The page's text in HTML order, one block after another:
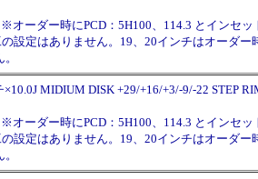
ーダー時にPCD：5H100、114.3 とインセッ
設定はありません。19、20インチはオーダー
×10.0J MIDIUM DISK +29/+16/+3/-9/-22 STEP
ーダー時にPCD：5H100、114.3 とインセッ
設定はありません。19、20インチはオーダー